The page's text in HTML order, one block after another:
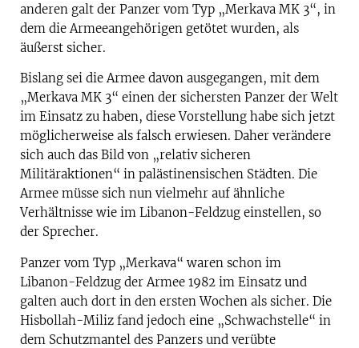
anderen galt der Panzer vom Typ „Merkava MK 3“, in
dem die Armeeangehörigen getötet wurden, als
äußerst sicher.
Bislang sei die Armee davon ausgegangen, mit dem
„Merkava MK 3“ einen der sichersten Panzer der Welt
im Einsatz zu haben, diese Vorstellung habe sich jetzt
möglicherweise als falsch erwiesen. Daher verändere
sich auch das Bild von „relativ sicheren
Militäraktionen“ in palästinensischen Städten. Die
Armee müsse sich nun vielmehr auf ähnliche
Verhältnisse wie im Libanon-Feldzug einstellen, so
der Sprecher.
Panzer vom Typ „Merkava“ waren schon im
Libanon-Feldzug der Armee 1982 im Einsatz und
galten auch dort in den ersten Wochen als sicher. Die
Hisbollah-Miliz fand jedoch eine „Schwachstelle“ in
dem Schutzmantel des Panzers und verübte